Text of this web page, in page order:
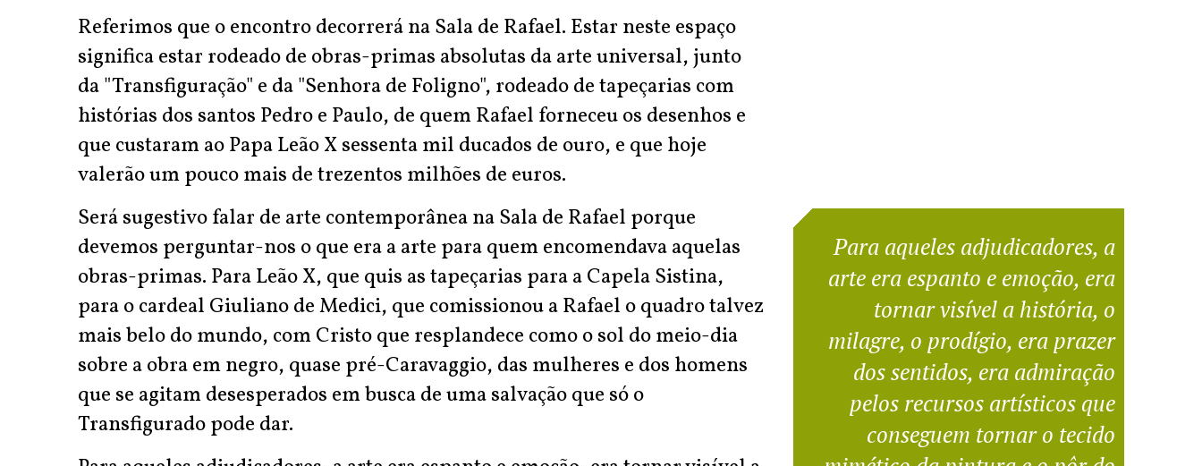
Referimos que o encontro decorrerá na Sala de Rafael. Estar neste espaço
significa estar rodeado de obras-primas absolutas da arte universal, junto
da "Transfiguração" e da "Senhora de Foligno", rodeado de tapeçarias com
histórias dos santos Pedro e Paulo, de quem Rafael forneceu os desenhos e
que custaram ao Papa Leão X sessenta mil ducados de ouro, e que hoje
valerão um pouco mais de trezentos milhões de euros.
Será sugestivo falar de arte contemporânea na Sala de Rafael porque
devemos perguntar-nos o que era a arte para quem encomendava aquelas
obras-primas. Para Leão X, que quis as tapeçarias para a Capela Sistina,
para o cardeal Giuliano de Medici, que comissionou a Rafael o quadro talvez
mais belo do mundo, com Cristo que resplandece como o sol do meio-dia
sobre a obra em negro, quase pré-Caravaggio, das mulheres e dos homens
que se agitam desesperados em busca de uma salvação que só o
Transfigurado pode dar.
Para aqueles adjudicadores, a
arte era espanto e emoção, era
tornar visível a história, o
milagre, o prodígio, era prazer
dos sentidos, era admiração
pelos recursos artísticos que
conseguem tornar o tecido